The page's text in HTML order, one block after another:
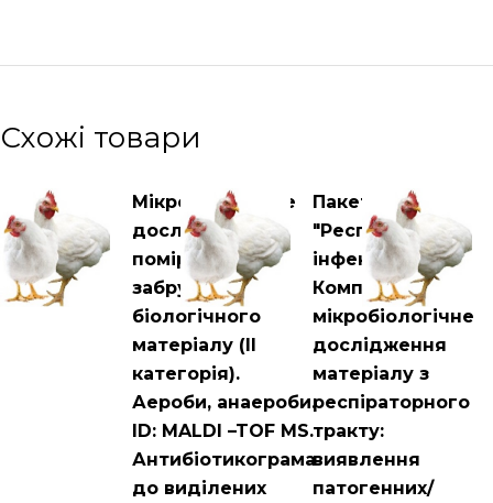
Схожі товари
Мікробіологічне
дослідження
помірно
забрудненого
біологічного
матеріалу (ІІ
категорія).
Аероби, анаероби.
ID: MALDI –TOF MS.
Антибіотикограма
до виділених
Пакет
"Респіраторні
інфекції".
Комплексне
мікробіологічне
дослідження
матеріалу з
респіраторного
тракту:
виявлення
патогенних/